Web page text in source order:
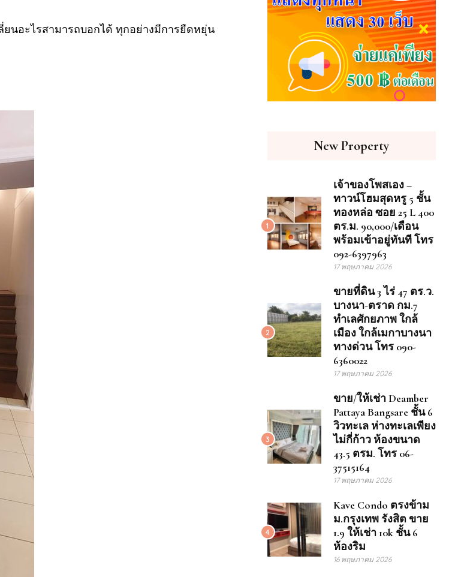
นอะไรสามารถบอกได้ ทุกอย่างมีการยืดหยุ่น
New Property
1
เจ้าของโพสเอง –
ทาวน์โฮมสุดหรู 5 ชั้น
ทองหล่อ ซอย 25 L 400
ตร.ม. 90,000/เดือน
พร้อมเข้าอยู่ทันที โทร
092-6397963
17 พฤษภาคม 2026
2
ขายที่ดิน 3 ไร่ 47 ตร.ว.
บางนา-ตราด กม.7
ทำเลศักยภาพ ใกล้
เมือง ใกล้เมกาบางนา
ทางด่วน โทร 090-
6360022
17 พฤษภาคม 2026
3
ขาย/ให้เช่า Deamber
Pattaya Bangsare ชั้น 6
วิวทะเล ห่างทะเลเพียง
ไม่กี่ก้าว ห้องขนาด
43.5 ตรม. โทร 06-
37515164
17 พฤษภาคม 2026
4
Kave Condo ตรงข้าม
ม.กรุงเทพ รังสิต ขาย
1.9 ให้เช่า 10k ชั้น 6
ห้องริม
16 พฤษภาคม 2026